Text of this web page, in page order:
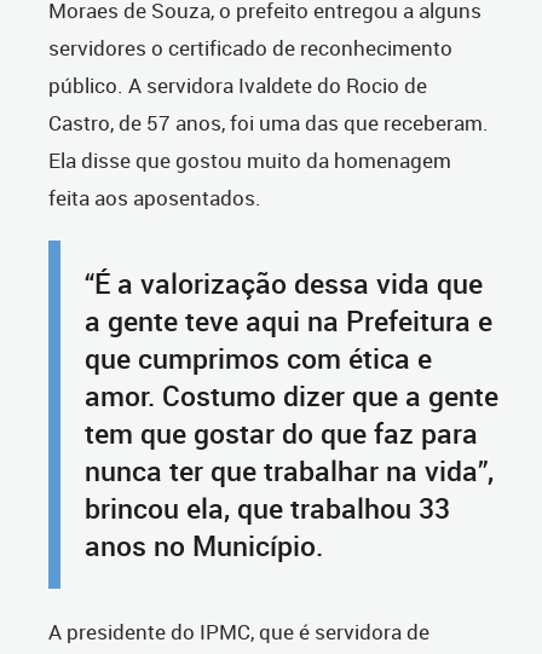
Moraes de Souza, o prefeito entregou a alguns
servidores o certificado de reconhecimento
público. A servidora Ivaldete do Rocio de
Castro, de 57 anos, foi uma das que receberam.
Ela disse que gostou muito da homenagem
feita aos aposentados.
“É a valorização dessa vida que
a gente teve aqui na Prefeitura e
que cumprimos com ética e
amor. Costumo dizer que a gente
tem que gostar do que faz para
nunca ter que trabalhar na vida”,
brincou ela, que trabalhou 33
anos no Município.
A presidente do IPMC, que é servidora de